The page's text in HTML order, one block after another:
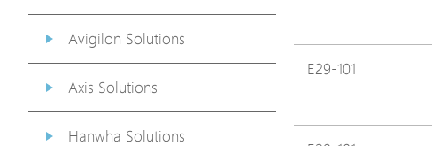
Avigilon Solutions
Axis Solutions
Hanwha Solutions
E29-101